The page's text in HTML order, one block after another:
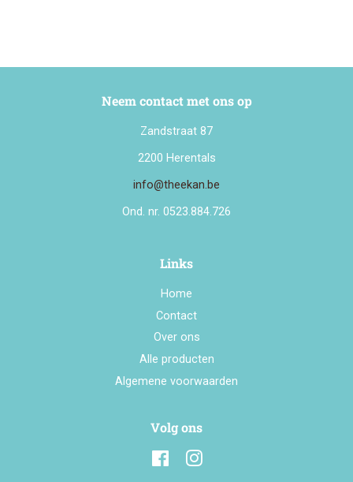
Neem contact met ons op
Zandstraat 87
2200 Herentals
info@theekan.be
Ond. nr. 0523.884.726
Links
Home
Contact
Over ons
Alle producten
Algemene voorwaarden
Volg ons
FacebookInstagram